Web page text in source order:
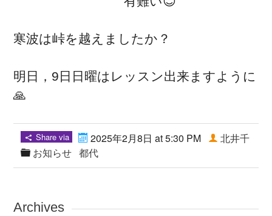
寒波は峠を越えましたか？
明日，9日日曜はレッスン出来ますように
🙏
Share via
2025年2月8日 at 5:30 PM
お知らせ
北井千
都代
Archives